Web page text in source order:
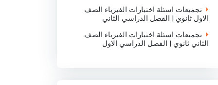
تجميعات اسئلة اختبارات الفيزياء الصف
الاول ثانوي | الفصل الدراسي الثاني
تجميعات اسئلة اختبارات الفيزياء الصف
الثاني ثانوي | الفصل الدراسي الاول